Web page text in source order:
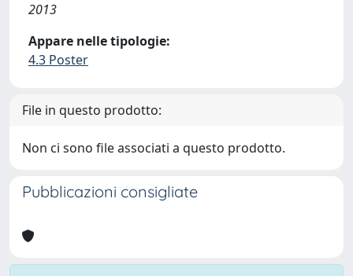
2013
Appare nelle tipologie:
4.3 Poster
File in questo prodotto:
Non ci sono file associati a questo prodotto.
Pubblicazioni consigliate